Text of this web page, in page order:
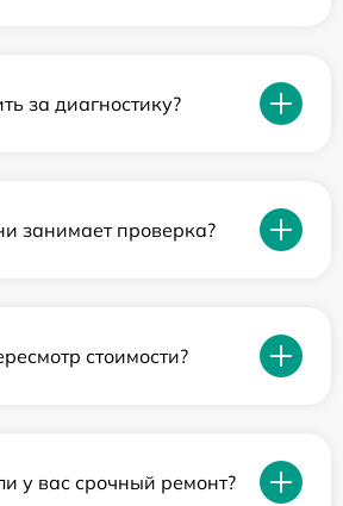
за диагностику?
занимает проверка?
стоимости?
у вас срочный ремонт?